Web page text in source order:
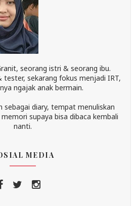
seorang istri & seorang ibu.
sekarang fokus menjadi IRT,
ngajak anak bermain.
sebagai diary, tempat menuliskan
supaya bisa dibaca kembali
nanti.
MEDIA